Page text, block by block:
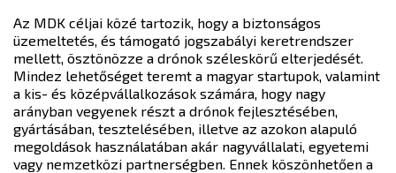
Az MDK céljai közé tartozik, hogy a biztonságos
üzemeltetés, és támogató jogszabályi keretrendszer
mellett, ösztönözze a drónok széleskörű elterjedését.
Mindez lehetőséget teremt a magyar startupok, valamint
a kis- és középvállalkozások számára, hogy nagy
arányban vegyenek részt a drónok fejlesztésében,
gyártásában, tesztelésében, illetve az azokon alapuló
megoldások használatában akár nagyvállalati, egyetemi
vagy nemzetközi partnerségben. Ennek köszönhetően a